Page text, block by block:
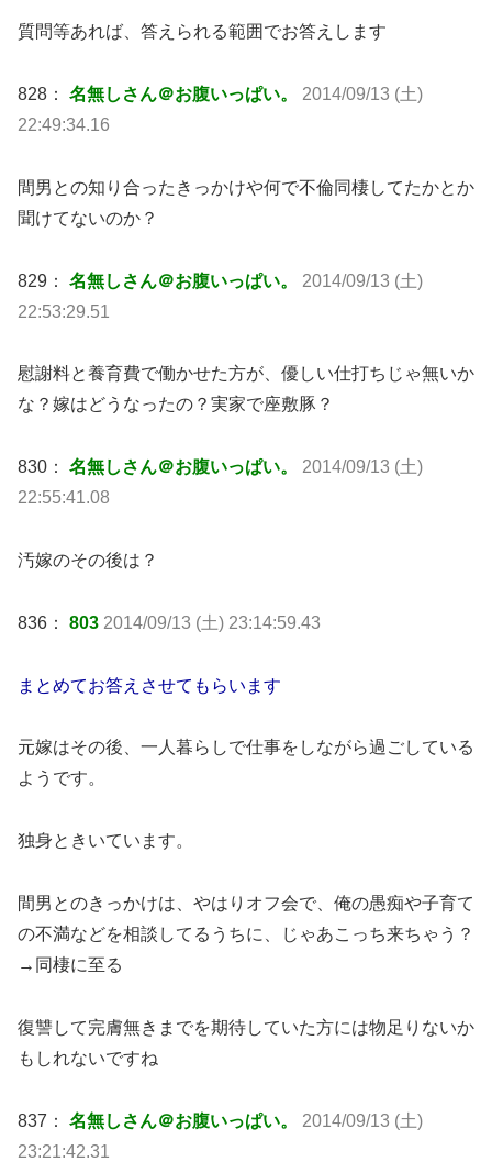
質問等あれば、答えられる範囲でお答えします
828： 名無しさん＠お腹いっぱい。 2014/09/13 (土)
22:49:34.16
間男との知り合ったきっかけや何で不倫同棲してたかとか
聞けてないのか？
829： 名無しさん＠お腹いっぱい。 2014/09/13 (土)
22:53:29.51
慰謝料と養育費で働かせた方が、優しい仕打ちじゃ無いか
な？嫁はどうなったの？実家で座敷豚？
830： 名無しさん＠お腹いっぱい。 2014/09/13 (土)
22:55:41.08
汚嫁のその後は？
836： 803 2014/09/13 (土) 23:14:59.43
まとめてお答えさせてもらいます
元嫁はその後、一人暮らしで仕事をしながら過ごしている
ようです。
独身ときいています。
間男とのきっかけは、やはりオフ会で、俺の愚痴や子育て
の不満などを相談してるうちに、じゃあこっち来ちゃう？
→同棲に至る
復讐して完膚無きまでを期待していた方には物足りないか
もしれないですね
837： 名無しさん＠お腹いっぱい。 2014/09/13 (土)
23:21:42.31